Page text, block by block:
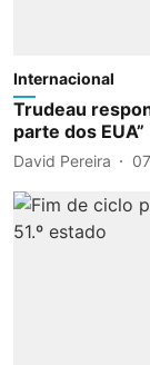
Internacional
Trudeau
parte dos EUA”
David Pereira